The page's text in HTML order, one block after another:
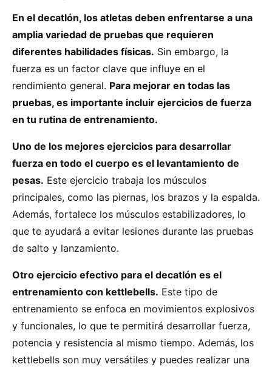
En el decatlón, los atletas deben enfrentarse a una
amplia variedad de pruebas que requieren
diferentes habilidades físicas. Sin embargo, la
fuerza es un factor clave que influye en el
rendimiento general. Para mejorar en todas las
pruebas, es importante incluir ejercicios de fuerza
en tu rutina de entrenamiento.
Uno de los mejores ejercicios para desarrollar
fuerza en todo el cuerpo es el levantamiento de
pesas. Este ejercicio trabaja los músculos
principales, como las piernas, los brazos y la espalda.
Además, fortalece los músculos estabilizadores, lo
que te ayudará a evitar lesiones durante las pruebas
de salto y lanzamiento.
Otro ejercicio efectivo para el decatlón es el
entrenamiento con kettlebells. Este tipo de
entrenamiento se enfoca en movimientos explosivos
y funcionales, lo que te permitirá desarrollar fuerza,
potencia y resistencia al mismo tiempo. Además, los
kettlebells son muy versátiles y puedes realizar una